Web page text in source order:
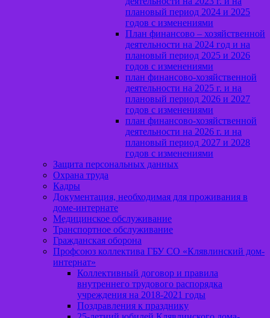
плановый период 2024 и 2025
годов с изменениями
План финансово – хозяйственной
деятельности на 2024 год и на
плановый период 2025 и 2026
годов с изменениями
план финансово-хозяйственной
деятельности на 2025 г. и на
плановый период 2026 и 2027
годов с изменениями
план финансово-хозяйственной
деятельности на 2026 г. и на
плановый период 2027 и 2028
годов с изменениями
Защита персональных данных
Охрана труда
Кадры
Документация, необходимая для проживания в
доме-интернате
Медицинское обслуживание
Транспортное обслуживание
Гражданская оборона
Профсоюз коллектива ГБУ СО «Клявлинский дом-
интернат»
Коллективный договор и правила
внутреннего трудового распорядка
учреждения на 2018-2021 годы
Поздравления к празднику